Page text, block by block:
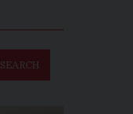
SEARCH